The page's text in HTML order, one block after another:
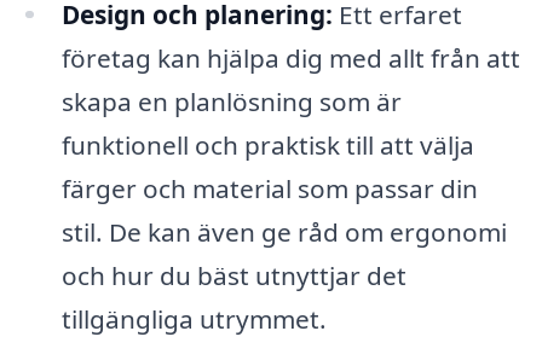
Design och planering: Ett erfaret
företag kan hjälpa dig med allt från att
skapa en planlösning som är
funktionell och praktisk till att välja
färger och material som passar din
stil. De kan även ge råd om ergonomi
och hur du bäst utnyttjar det
tillgängliga utrymmet.